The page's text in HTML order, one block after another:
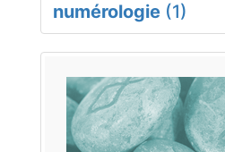
numérologie (1)